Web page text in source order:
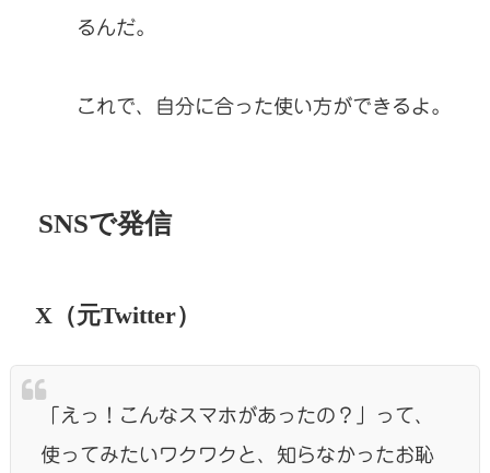
るんだ。
これで、自分に合った使い方ができるよ。
SNSで発信
X（元Twitter）
「えっ！こんなスマホがあったの？」って、
使ってみたいワクワクと、知らなかったお恥